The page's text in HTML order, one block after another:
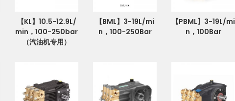
【KL】10.5-12.9L/
min，100-250bar
（汽油机专用）
【BML】3-19L/mi
n，100-250Bar
【PBML】3-19L/mi
n，100Bar